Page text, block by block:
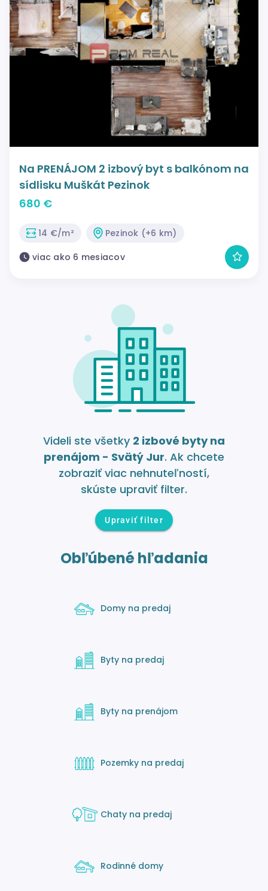
Na PRENÁJOM 2 izbový byt s balkónom na
sídlisku Muškát Pezinok
680 €
14 €/m²
Pezinok (+6 km)
viac ako 6 mesiacov
Videli ste všetky 2 izbové byty na
prenájom - Svätý Jur. Ak chcete
zobraziť viac nehnuteľností,
skúste upraviť filter.
Upraviť filter
Obľúbené hľadania
Domy na predaj
Byty na predaj
Byty na prenájom
Pozemky na predaj
Chaty na predaj
Rodinné domy